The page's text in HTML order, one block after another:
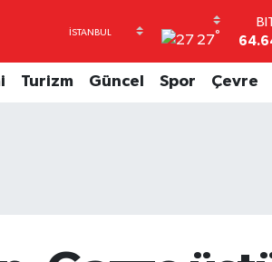
27°
Turizm Güncel Spor Çevre